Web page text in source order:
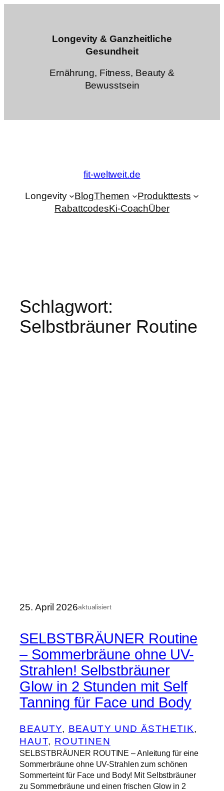
Longevity & Ganzheitliche
Gesundheit
Ernährung, Fitness, Beauty &
Bewusstsein
fit-weltweit.de
Longevity BlogThemen
Produkttests
RabattcodesKi-CoachÜber
Schlagwort:
Selbstbräuner Routine
25. April 2026aktualisiert
SELBSTBRÄUNER Routine
– Sommerbräune ohne UV-
Strahlen! Selbstbräuner
Glow in 2 Stunden mit Self
Tanning für Face und Body
BEAUTY, BEAUTY UND ÄSTHETIK
HAUT, ROUTINEN
SELBSTBRÄUNER ROUTINE – Anleitung für eine
Sommerbräune ohne UV-Strahlen zum schönen
Sommerteint für Face und Body! Mit Selbstbräuner
zu Sommerbräune und einen frischen Glow in 2